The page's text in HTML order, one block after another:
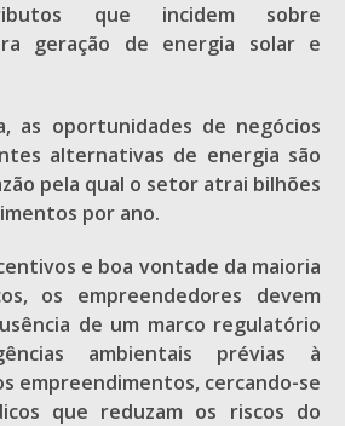
que incidem sobre
geração de energia solar e
as oportunidades de negócios
alternativas de energia são
pela qual o setor atrai bilhões
por ano.
e boa vontade da maioria
os empreendedores devem
de um marco regulatório
ambientais prévias à
empreendimentos, cercando-se
que reduzam os riscos do